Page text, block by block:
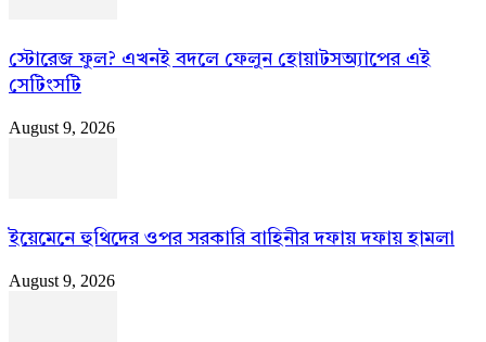
স্টোরেজ ফুল? এখনই বদলে ফেলুন হোয়াটসঅ্যাপের এই
সেটিংসটি
August 9, 2026
ইয়েমেনে হুথিদের ওপর সরকারি বাহিনীর দফায় দফায় হামলা
August 9, 2026